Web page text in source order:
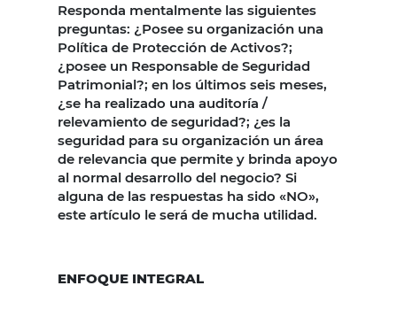
Responda mentalmente las siguientes
preguntas: ¿Posee su organización una
Política de Protección de Activos?;
¿posee un Responsable de Seguridad
Patrimonial?; en los últimos seis meses,
¿se ha realizado una auditoría /
relevamiento de seguridad?; ¿es la
seguridad para su organización un área
de relevancia que permite y brinda apoyo
al normal desarrollo del negocio? Si
alguna de las respuestas ha sido «NO»,
este artículo le será de mucha utilidad.
ENFOQUE INTEGRAL